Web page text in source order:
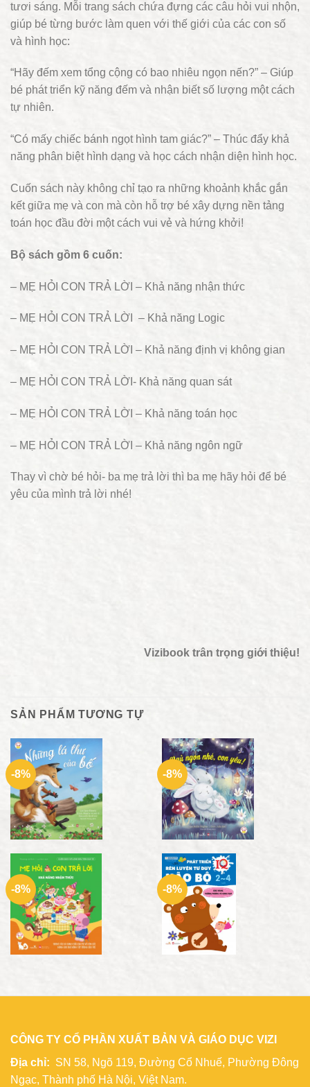
tươi sáng. Mỗi trang sách chứa đựng các câu hỏi vui nhộn,
giúp bé từng bước làm quen với thế giới của các con số
và hình học:
“Hãy đếm xem tổng cộng có bao nhiêu ngọn nến?” – Giúp
bé phát triển kỹ năng đếm và nhận biết số lượng một cách
tự nhiên.
“Có mấy chiếc bánh ngọt hình tam giác?” – Thúc đẩy khả
năng phân biệt hình dạng và học cách nhận diện hình học.
Cuốn sách này không chỉ tạo ra những khoảnh khắc gắn
kết giữa mẹ và con mà còn hỗ trợ bé xây dựng nền tảng
toán học đầu đời một cách vui vẻ và hứng khởi!
Bộ sách gồm 6 cuốn:
– MẸ HỎI CON TRẢ LỜI – Khả năng nhận thức
– MẸ HỎI CON TRẢ LỜI – Khả năng Logic
– MẸ HỎI CON TRẢ LỜI – Khả năng định vị không gian
– MẸ HỎI CON TRẢ LỜI- Khả năng quan sát
– MẸ HỎI CON TRẢ LỜI – Khả năng toán học
– MẸ HỎI CON TRẢ LỜI – Khả năng ngôn ngữ
Thay vì chờ bé hỏi- ba mẹ trả lời thì ba mẹ hãy hỏi để bé
yêu của mình trả lời nhé!
Vizibook trân trọng giới thiệu!
SẢN PHẨM TƯƠNG TỰ
-8% -8%
-8% -8%
CÔNG TY CỔ PHẦN XUẤT BẢN VÀ GIÁO DỤC VIZI
Địa chỉ: SN 58, Ngõ 119, Đường Cổ Nhuế, Phường Đông
Ngạc, Thành phố Hà Nội, Việt Nam.